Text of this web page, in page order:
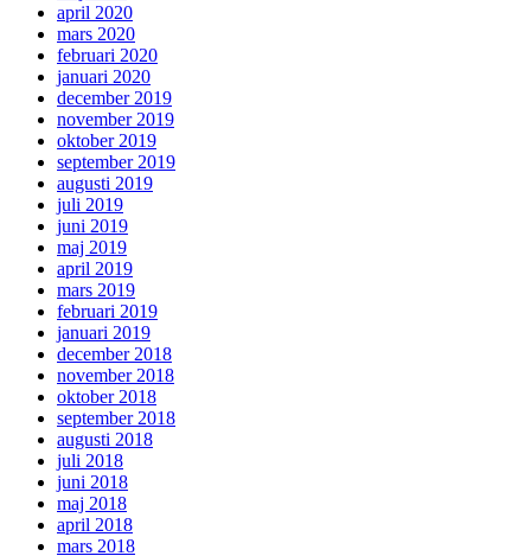
april 2020
mars 2020
februari 2020
januari 2020
december 2019
november 2019
oktober 2019
september 2019
augusti 2019
juli 2019
juni 2019
maj 2019
april 2019
mars 2019
februari 2019
januari 2019
december 2018
november 2018
oktober 2018
september 2018
augusti 2018
juli 2018
juni 2018
maj 2018
april 2018
mars 2018